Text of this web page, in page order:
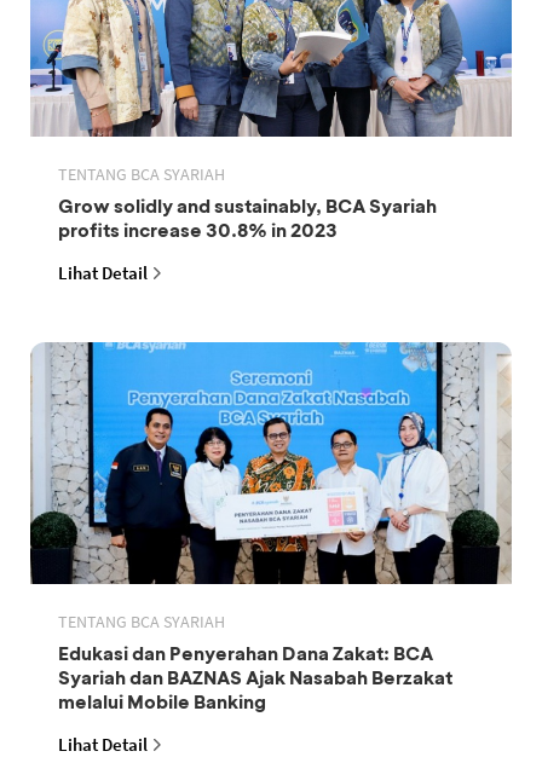
TENTANG BCA SYARIAH
Grow solidly and sustainably, BCA Syariah
profits increase 30.8% in 2023
Lihat Detail
TENTANG BCA SYARIAH
Edukasi dan Penyerahan Dana Zakat: BCA
Syariah dan BAZNAS Ajak Nasabah Berzakat
melalui Mobile Banking
Lihat Detail